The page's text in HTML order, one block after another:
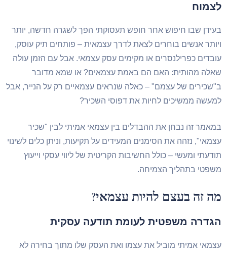
שבו חיפוש אחר חופש תעסוקתי הפך לשגרה חדשה, יותר
אנשים בוחרים לצאת לדרך עצמאית – פותחים תיק עוסק,
כפרילנסרים או מקימים עסק עצמאי. אבל עם הזמן עולה
מהותית: האם הם באמת עצמאים? או שמא מדובר
של עצמם" – כאלה שנראים עצמאיים רק על הנייר, אבל
ממשיכים לחיות את דפוסי השכיר?
זה נבחן את ההבדלים בין עצמאי אמיתי לבין "שכיר
נזהה את הסימנים המעידים על תקיעות, וניתן כלים לשינוי
ומעשי – כולל החשיבות הקריטית של ליווי עסקי וייעוץ
בתהליך הצמיחה.
זה בעצם להיות עצמאי?
משפטית לעומת תודעה עסקית
אמיתי מוביל את עצמו ואת העסק שלו מתוך בחירה לא